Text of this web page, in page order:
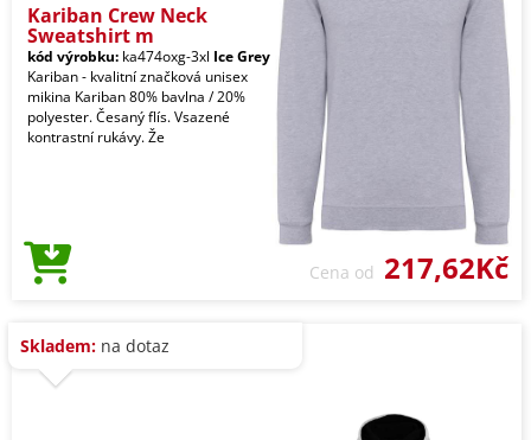
Kariban Crew Neck
Sweatshirt m
kód výrobku: ka474oxg-3xl Ice Grey
Kariban - kvalitní značková unisex
mikina Kariban 80% bavlna / 20%
polyester. Česaný flís. Vsazené
kontrastní rukávy. Že
Cena od 217,62Kč
Skladem: na dotaz